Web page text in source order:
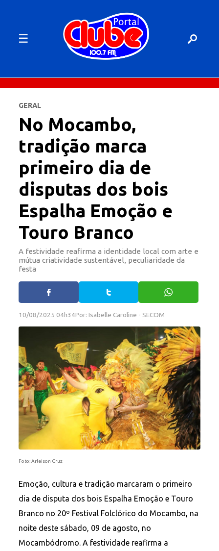
☰
GERAL
No Mocambo,
tradição marca
primeiro dia de
disputas dos bois
Espalha Emoção e
Touro Branco
A festividade reafirma a identidade local com arte e
mútua criatividade sustentável, peculiaridade da
festa
10/08/2025 04h34Por: Isabelle Caroline - SECOM
Foto: Arleison Cruz
Emoção, cultura e tradição marcaram o primeiro
dia de disputa dos bois Espalha Emoção e Touro
Branco no 20º Festival Folclórico do Mocambo, na
noite deste sábado, 09 de agosto, no
Mocambódromo. A festividade reafirma a